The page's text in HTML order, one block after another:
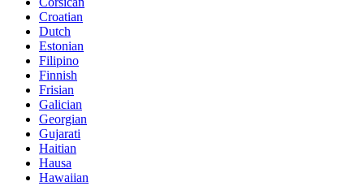
Croatian
Dutch
Estonian
Filipino
Finnish
Frisian
Galician
Georgian
Gujarati
Haitian
Hausa
Hawaiian